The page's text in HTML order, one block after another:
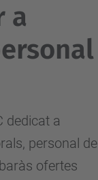
a
dedicat a
personal de
ofertes